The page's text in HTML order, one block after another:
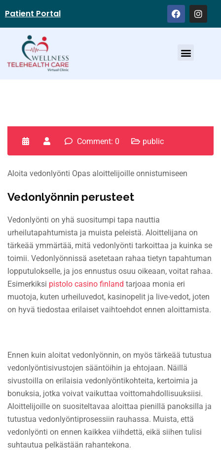
Patient Portal
Comment: 0 public
Aloita vedonlyönti Opas aloittelijoille onnistumiseen
Vedonlyönnin perusteet
Vedonlyönti on yhä suositumpi tapa nauttia
urheilutapahtumista ja muista peleistä. Aloittelijana on
tärkeää ymmärtää, mitä vedonlyönti tarkoittaa ja kuinka se
toimii. Vedonlyönnissä asetetaan rahaa tietyn tapahtuman
lopputulokselle, ja jos ennustus osuu oikeaan, voitat rahaa.
Esimerkiksi pistolo casino finland tarjoaa monia eri
muotoja, kuten urheiluvedot, kasinopelit ja live-vedot, joten
on hyvä tiedostaa erilaiset vaihtoehdot ennen aloittamista.
Ennen kuin aloitat vedonlyönnin, on myös tärkeää tutustua
vedonlyöntisivustojen sääntöihin ja ehtojaan. Näillä
sivustoilla on erilaisia vedonlyöntikohteita, kertoimia ja
bonuksia, jotka voivat vaikuttaa voittomahdollisuuksiisi.
Aloittelijoille on suositeltavaa aloittaa pienillä panoksilla ja
tutustua vedonlyöntiprosessiin rauhassa. Muista, että
vedonlyönti on ennen kaikkea viihdettä, eikä siihen tulisi
suhtautua pelkästään rahantekona.